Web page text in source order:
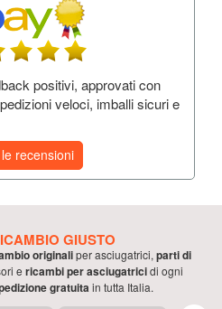
positivi, approvati con
veloci, imballi sicuri e
recensioni
GIUSTO
originaliperasciugatrici, parti di
e ricambi perasciugatricidi ogni
gratuitain tutta Italia.